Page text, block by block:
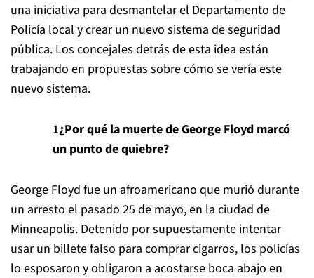
una iniciativa para desmantelar el Departamento de
Policía local y crear un nuevo sistema de seguridad
pública. Los concejales detrás de esta idea están
trabajando en propuestas sobre cómo se vería este
nuevo sistema.
¿Por qué la muerte de George Floyd marcó
un punto de quiebre?
George Floyd fue un afroamericano que murió durante
un arresto el pasado 25 de mayo, en la ciudad de
Minneapolis. Detenido por supuestamente intentar
usar un billete falso para comprar cigarros, los policías
lo esposaron y obligaron a acostarse boca abajo en